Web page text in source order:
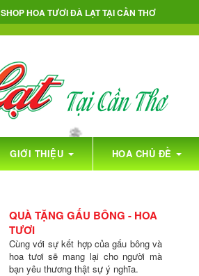
GIỚI THIỆU HOA CHỦ ĐỀ
SHOP HOA TƯƠI ĐÀ LẠT TẠI CẦN THƠ
QUÀ TẶNG GẤU BÔNG - HOA
TƯƠI
Cùng với sự kết hợp của gấu bông và
hoa tươi sẽ mang lại cho người mà
bạn yêu thương thật sự ý nghĩa.